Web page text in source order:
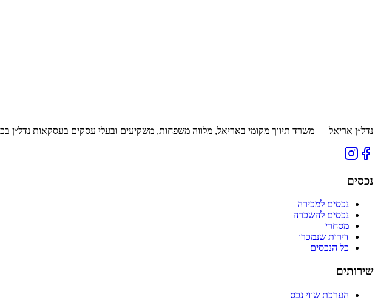
נדל״ן אריאל — משרד תיווך מקומי באריאל, מלווה משפחות, משקיעים ובעלי עסקים בעסקאות נדל״ן
נכסים
נכסים למכירה
נכסים להשכרה
מסחרי
דירות שנמכרו
כל הנכסים
שירותים
הערכת שווי נכס